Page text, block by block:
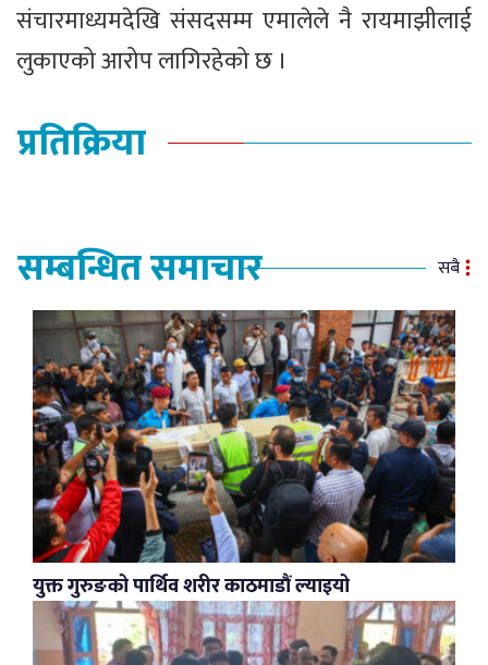
संचारमाध्यमदेखि संसदसम्म एमालेले नै रायमाझीलाई
लुकाएको आरोप लागिरहेको छ ।
प्रतिक्रिया
सम्बन्धित समाचार सबै
युक्त गुरुङको पार्थिव शरीर काठमाडौं ल्याइयो